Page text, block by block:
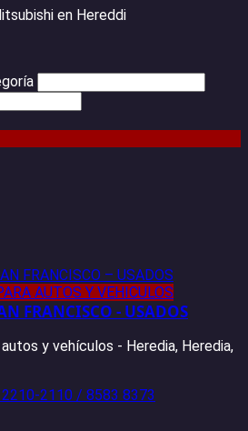
en Hereddi
AUTOS Y VEHICULOS
FRANCISCO - USADOS
y vehículos - Heredia, Heredia,
2110 / 8583 8373